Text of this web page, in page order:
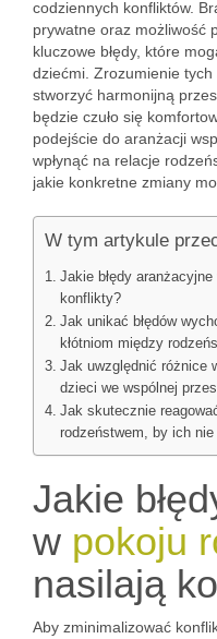
codziennych konfliktów.
prywatne oraz możliwość
kluczowe błędy, które
dziećmi. Zrozumienie
stworzyć harmonijną
będzie czuło się
podejście do aranżacji
wpłynąć na relacje
jakie konkretne zmiany
W tym artykule
Jakie błędy
konflikty?
Jak unikać błędów
kłótniom między
Jak uwzględnić różnice
dzieci we wspólnej
Jak skutecznie
rodzeństwem, by ich nie
Jakie
w pokoju
nasilają
Aby zminimalizować